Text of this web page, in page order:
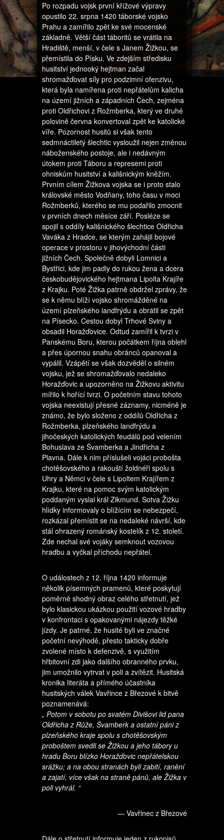
Po rozpadu vojsk první křížové výpravy
opustilo 22. srpna 1420 táborské vojsko
Prahu a zamířilo zpět ke své mocenské
základně. Větší část táboritů se vrátila na
Hradiště, menší, v čele s Janem Žižkou, se
přemístila do Písku. Ve zdejším středisku
husitství jednooký hejtman začal
shromažďovat síly pro podzimní ofenzivu,
která byla namířena proti nepřátelům kalicha
na území jižních a západních Čech, zejména
proti Oldřichovi z Rožmberka, který ve druhé
polovině června konvertoval zpět ke katolické
víře. Pozornost husitů si však tento
sedmnáctiletý šlechtic vysloužil nejen změnou
náboženského postoje, ale i nedávným
útokem proti Táboru a represemi proti
ohniskům husitství a kališnickým kněžím.
Prvním cílem Žižkova vojska se i proto stalo
královské město Vodňany, toho času v moci
Rožmberků, kterého se mu podařilo zmocnit
v prvních dnech měsíce září. Posléze se
spojil s oddíly kališnického šlechtice Oldřicha
Vaváka z Hradce, se kterým zahájil bojové
operace v prostoru v jihovýchodní části
jižních Čech. Společně dobyli Lomnici a
Bystřici, kde jim padly do rukou žena a dcera
českobudějovického hejtmana Lipolta Krajíře
z Krajku. Poté Žižka patrně obdržel zprávy, že
se k němu blíží vojsko shromážděné na
území plzeňského landfrýdu a obrátil se zpět
na Písecko. Cestou dobyl Trhové Sviny a
obsadil Horažďovice. Odtud zamířil k tvrzi v
Panskému Boru, kterou počátkem října oblehl
a přes úpornou snahu obránců opanoval a
vypálil. Vzápětí se však dozvěděl o silném
vojsku, jež se shromažďovalo nedaleko
Horažďovic a upozorněno na Žižkovu aktivitu
mířilo k hořící tvrzi. O početním stavu tohoto
vojska neexistují přesné záznamy, nicméně je
známo, že bylo složeno z oddílů Oldřicha z
Rožmberka, plzeňského landfrýdu a
jihočeských katolických feudálů pod velením
Bohuslava ze Švamberka a Jindřicha z
Plavna. Dále k nim příslušeli vojáci probošta
chotěšovského a rakouští žoldnéři spolu s
Uhry a Němci v čele s Lipoltem Krajířem z
Krajku, které na pomoc svým katolickým
poddaným vyslal král Zikmund. Sotva Žižku
hlídky informovaly o blížícím se nebezpečí,
rozkázal přemístit se na nedaleké návrší, kde
stál ohrazený románský kostelík z 12. století.
Zde nechal své vojáky semknout vozovou
hradbu a vyčkal příchodu nepřátel.
O událostech z 12. října 1420 informuje
několik písemných pramenů, které poskytují
poměrně shodný obraz celého střetnutí, jež
bylo klasickou ukázkou použití vozové hradby
v konfrontaci s opakovanými nájezdy těžké
jízdy. Je patrné, že husité byli ve značné
početní nevýhodě, přesto takticky dobře
zvolené místo k defenzivě, s využitím
hřbitovní zdi jako dalšího obranného prvku,
jim umožnilo vytrvat v poli a zvítězit. Husitská
kronika literáta a přímého účastníka
husitských válek Vavřince z Březové k bitvě
poznamenává:
„ Potom v sobotu po svatém Divišovi lid pana
Oldřicha z Růže, Švamberk a ostatní páni z
plzeňského kraje spolu s chotěšovským
proboštem svedli se Žižkou a jeho tábory u
hradu Boru blízko Horažďovic nepřátelskou
srážku; a na obou stranách byli zabití, ranění
a zajatí, více však na straně pánů, ale Žižka v
poli vyhrál. “
— Vavřinec z Březové